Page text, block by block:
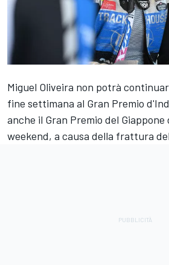
Miguel Oliveira non potrà
fine settimana al Gran Premio
anche il Gran Premio del Giappone
weekend, a causa della frattura